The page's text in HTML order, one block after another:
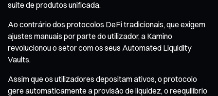
suite de produtos unificada.
Ao contrário dos protocolos DeFi tradicionais, que exigem
ajustes manuais por parte do utilizador, a Kamino
revolucionou o setor com os seus Automated Liquidity
Vaults.
Assim que os utilizadores depositam ativos, o protocolo
gere automaticamente a provisão de liquidez, o reequilíbrio